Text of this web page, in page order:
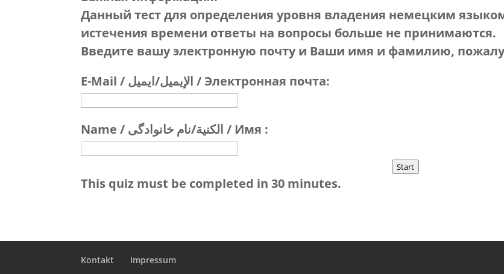
Данный тест для определения уровня владения немецким
истечения времени ответы на вопросы больше не принимаются.
Введите вашу электронную почту и Ваши имя и фамилию,
E-Mail / الإيميل/ایمیل / Электронная почта:
Name / الكنية/نام خانوادگی / Имя :
Start
This quiz must be completed in 30 minutes.
Kontakt Impressum